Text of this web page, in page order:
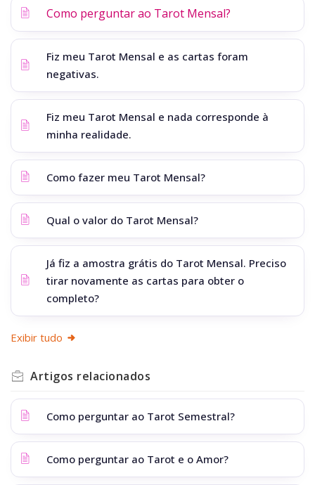
Como perguntar ao Tarot Mensal?
Fiz meu Tarot Mensal e as cartas foram
negativas.
Fiz meu Tarot Mensal e nada corresponde à
minha realidade.
Como fazer meu Tarot Mensal?
Qual o valor do Tarot Mensal?
Já fiz a amostra grátis do Tarot Mensal. Preciso
tirar novamente as cartas para obter o
completo?
Exibir tudo
Artigos relacionados
Como perguntar ao Tarot Semestral?
Como perguntar ao Tarot e o Amor?